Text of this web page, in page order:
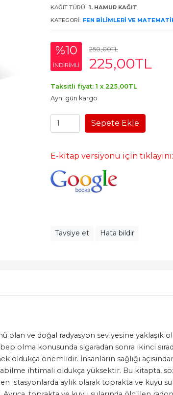
KAĞIT TÜRÜ: 1. HAMUR KAĞIT
KATEGORI: FEN BILIMLERI VE
%10
INDIRIMLI
250,00TL
225,00TL
Taksitli fiyat: 1 x 225,00TL
Aynı gün kargo
Sepete Ekle
E-kitap versiyonu için
Tavsiye et Hata bildir
ve doğal radyasyon seviyesine yaklaşık
olma konusunda sigaradan sonra ikinci
oldukça önemlidir. İnsanların sağlığı
ihtimali oldukça yüksektir. Bu kitapta,
istasyonlarda aylık olarak toprakta ve kuyu